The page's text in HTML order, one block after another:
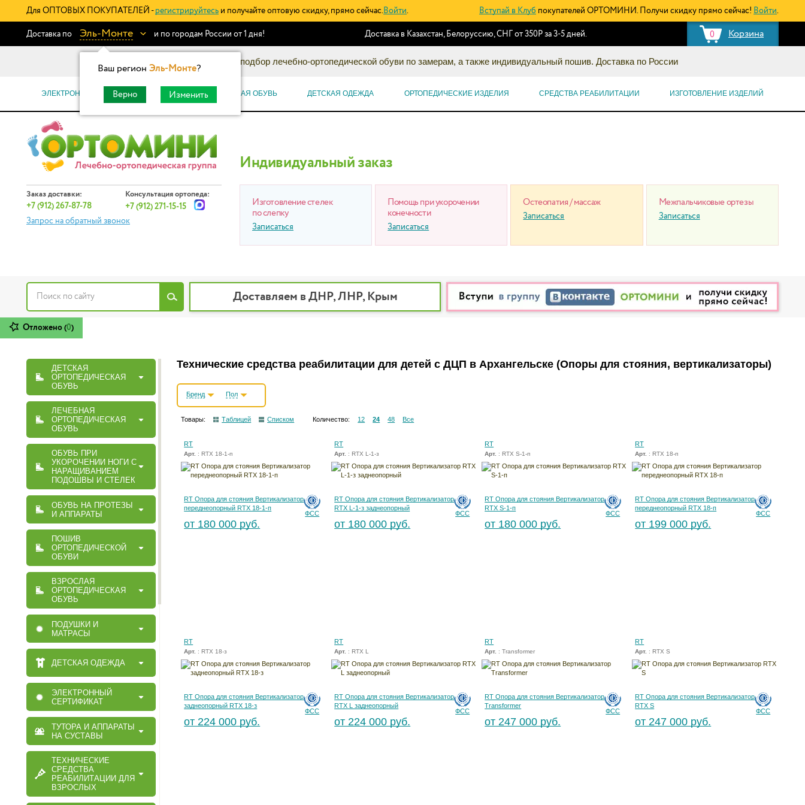
Для ОПТОВЫХ ПОКУПАТЕЛЕЙ - регистрируйтесь и получайте оптовую скидку, прямо сейчас.Войти. Вступай в Клуб покупателей ОРТОМИНИ. Получи скидку прямо сейчас! Войти.
Доставка по Эль-Монте
Ваш регион Эль-Монте?
Верно Изменить
и по городам России от 1 дня! 0 Корзина
Доставка в Казахстан, Белоруссию, СНГ от 350Р за 3-5 дней.
Информационный каталог: подбор лечебно-ортопедической обуви по замерам, а также индивидуальный пошив. Доставка по России
ЭЛЕКТРОННЫЕ СЕРТИФИКАТЫ ОРТОПЕДИЧЕСКАЯ ОБУВЬ ДЕТСКАЯ ОДЕЖДА ОРТОПЕДИЧЕСКИЕ ИЗДЕЛИЯ СРЕДСТВА РЕАБИЛИТАЦИИ ИЗГОТОВЛЕНИЕ ИЗДЕЛИЙ
Заказ доставки:
+7 (912) 267-87-78
Консультация ортопеда:
+7 (912) 271-15-15
Запрос на обратный звонок
Индивидуальный заказ
Изготовление стелек
по слепку
Записаться
Помощь при укорочении
конечности
Записаться
Остеопатия / массаж
Записаться
Межпальчиковые ортезы
Записаться
Доставляем в ДНР, ЛНР, Крым
Отложено (0)
ДЕТСКАЯ
ОРТОПЕДИЧЕСКАЯ
ОБУВЬ
ЛЕЧЕБНАЯ
ОРТОПЕДИЧЕСКАЯ
ОБУВЬ
ОБУВЬ ПРИ
УКОРОЧЕНИИ НОГИ С
НАРАЩИВАНИЕМ
ПОДОШВЫ И СТЕЛЕК
ОБУВЬ НА ПРОТЕЗЫ
И АППАРАТЫ
ПОШИВ
ОРТОПЕДИЧЕСКОЙ
ОБУВИ
ВЗРОСЛАЯ
ОРТОПЕДИЧЕСКАЯ
ОБУВЬ
ПОДУШКИ И
МАТРАСЫ
ДЕТСКАЯ ОДЕЖДА
ЭЛЕКТРОННЫЙ
СЕРТИФИКАТ
ТУТОРА И АППАРАТЫ
НА СУСТАВЫ
ТЕХНИЧЕСКИЕ
СРЕДСТВА
РЕАБИЛИТАЦИИ ДЛЯ
ВЗРОСЛЫХ
Технические средства реабилитации для детей с ДЦП в Архангельске(Опоры для стояния, вертикализаторы)
Бренд Пол
Товары: Таблицей Списком Количество: 12 24 48 Все
RT
Арт. : RTX 18-1-п
ФСС
RT Опора для стояния Вертикализатор
переднеопорный RTX 18-1-п
от 180 000 руб.
RT
Арт. : RTX L-1-з
ФСС
RT Опора для стояния Вертикализатор
RTX L-1-з заднеопорный
от 180 000 руб.
RT
Арт. : RTX S-1-п
ФСС
RT Опора для стояния Вертикализатор
RTX S-1-п
от 180 000 руб.
RT
Арт. : RTX 18-п
ФСС
RT Опора для стояния Вертикализатор
переднеопорный RTX 18-п
от 199 000 руб.
RT
Арт. : RTX 18-з
ФСС
RT Опора для стояния Вертикализатор
заднеопорный RTX 18-з
от 224 000 руб.
RT
Арт. : RTX L
ФСС
RT Опора для стояния Вертикализатор
RTX L заднеопорный
от 224 000 руб.
RT
Арт. : Transformer
ФСС
RT Опора для стояния Вертикализатор
Transformer
от 247 000 руб.
RT
Арт. : RTX S
ФСС
RT Опора для стояния Вертикализатор
RTX S
от 247 000 руб.